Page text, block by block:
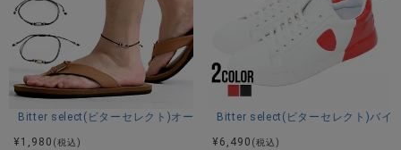
Bitter select(ビターセレクト)オーパルモチーフアンクレット/全2色
¥ 1,980 (税込)
Bitter select(ビターセレクト)バイ
¥ 6,490 (税込)